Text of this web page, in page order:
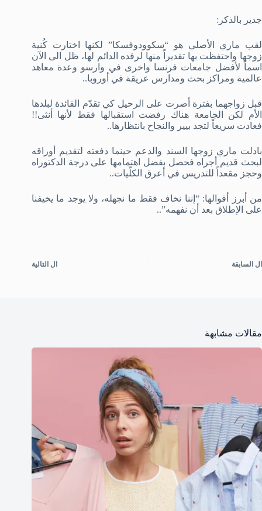
جدير بالذكر:
لقب ماري الأصلي هو “سكوودوفسكا” لكنها اختارت كُنية
زوجها واحتفظت بها تقديراً منها لرفده الدائم لها، ظل الى الآن
اسماً لأفضل جامعات فرنسا واخرى في وارسو وعدة معاهد
عالمية ومراكز بحث ومدارس عريقة في أوروبا..
قبل زواجهما بفترة أصرت على الرحيل كي تقدّم الفائدة لبلدها
الأم لكن الجامعة هناك رفضت استقبالها فقط لأنها أنثى!!
فعادت سريعاً لتجد بيير والنجاح بانتظارها..
بادلت ماري زوجها السند والدعم حينما دفعته لتقديم أوراقه
لبحث قديم أجراه فحصل بفضل اهتمامها على درجة الدكتوراه
وحجز مقعداً للتدريس في أعرق الكلّيات..
من أبرز أقوالها: “إننا نخاف فقط ما نجهله، ولا يوجد ما يخيفنا
على الإطلاق بعد أن نفهمه”..
ال السابقة ال التالية
مقالات مشابهة